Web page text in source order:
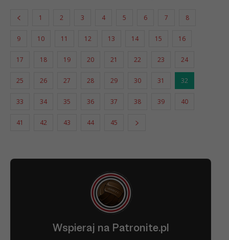
1 2 3 4 5 6 7 8
9 10 11 12 13 14 15 16
17 18 19 20 21 22 23 24
25 26 27 28 29 30 31 32
33 34 35 36 37 38 39 40
41 42 43 44 45